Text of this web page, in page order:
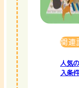
関連
人気
入条